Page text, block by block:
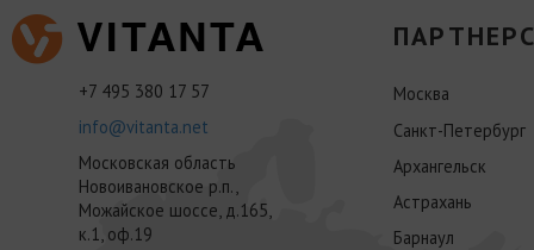
+7 495 380 17 57
info@vitanta.net
Московская область
Новоивановское р.п.,
Можайское шоссе, д.165,
к.1, оф.19
Москва
Санкт-Петербург
Архангельск
Астрахань
Барнаул